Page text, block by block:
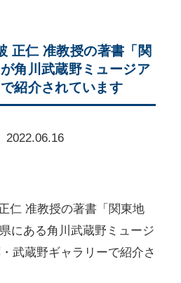
正仁 准教授の著書「関
角川武蔵野ミュージア
紹介されています
仁 准教授の著書「関東地
にある角川武蔵野ミュージ
武蔵野ギャラリーで紹介さ